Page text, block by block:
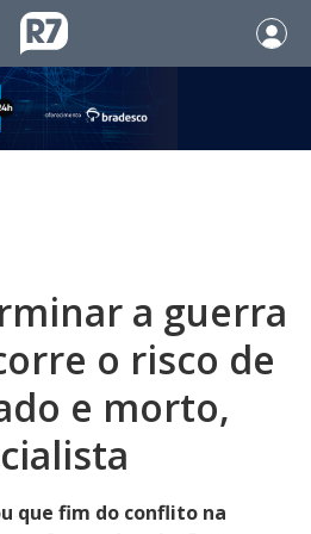
a guerra
o risco de
e morto,
que fim do conflito na